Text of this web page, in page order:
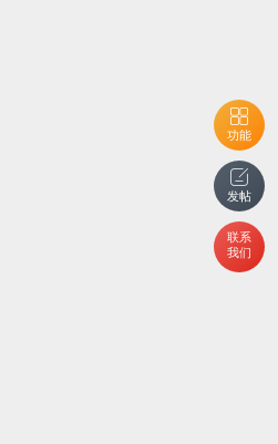
功能
发帖
联系
我们